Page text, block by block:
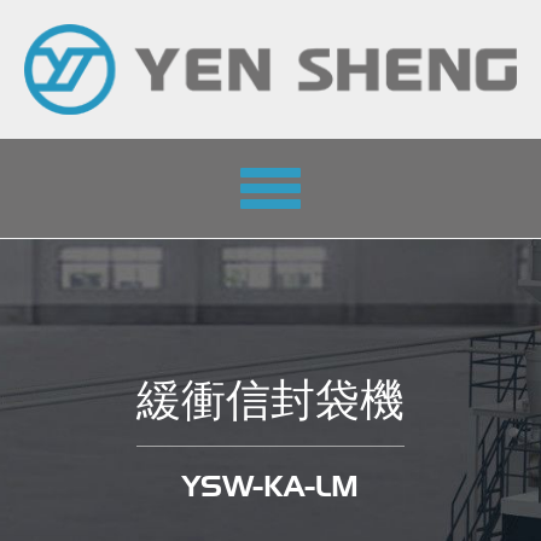
Toggle
navigation
緩衝信封袋機
YSW-KA-LM